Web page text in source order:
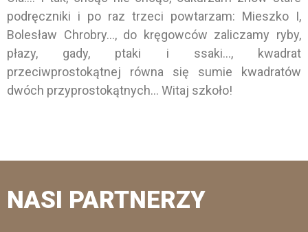
podręczniki i po raz trzeci powtarzam: Mieszko I,
Bolesław Chrobry…, do kręgowców zaliczamy ryby,
płazy, gady, ptaki i ssaki…, kwadrat
przeciwprostokątnej równa się sumie kwadratów
dwóch przyprostokątnych… Witaj szkoło!
NASI PARTNERZY